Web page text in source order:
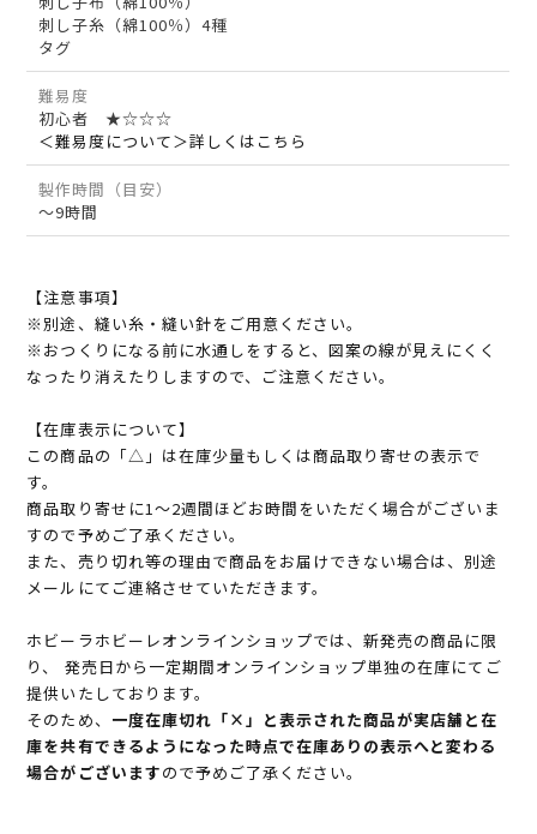
刺し子糸（綿100％）4種
タグ
難易度
初心者 ★☆☆☆
＜難易度について＞詳しくはこちら
製作時間（目安）
～9時間
【注意事項】
※別途、縫い糸・縫い針をご用意ください。
※おつくりになる前に水通しをすると、図案の線が見えにくく
なったり消えたりしますので、ご注意ください。
【在庫表示について】
この商品の「△」は在庫少量もしくは商品取り寄せの表示で
す。
商品取り寄せに1～2週間ほどお時間をいただく場合がございま
すので予めご了承ください。
また、売り切れ等の理由で商品をお届けできない場合は、別途
メールにてご連絡させていただきます。
ホビーラホビーレオンラインショップでは、新発売の商品に限
り、 発売日から一定期間オンラインショップ単独の在庫にてご
提供いたしております。
そのため、 一度在庫切れ「×」と表示された商品が実店舗と在
庫を共有できるようになった時点で在庫ありの表示へと変わる
場合がございますので予めご了承ください。